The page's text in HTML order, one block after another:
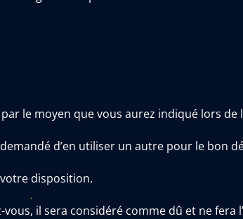
le moyen que vous aurez indiqué lors
d’en utiliser un autre pour le bon
disposition.
il sera considéré comme dû et ne fera